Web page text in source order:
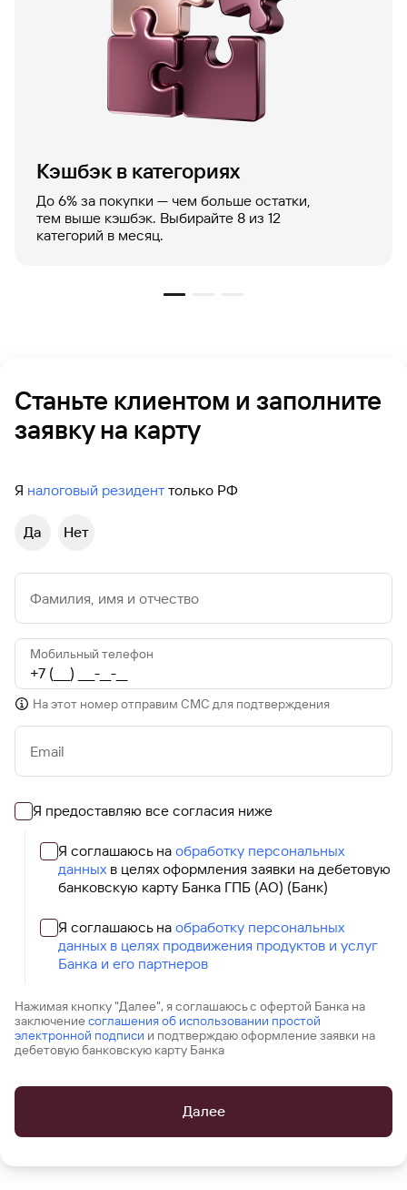
Кэшбэк в категориях
До 6% за покупки — чем больше остатки,
тем выше кэшбэк. Выбирайте 8 из 12
категорий в месяц.
Станьте клиентом и заполните
заявку на карту
Я налоговый резиденттолько РФ
Да Нет
Фамилия, имя и отчество
Мобильный телефон
На этот номер отправим СМС для подтверждения
Email
Я предоставляю все согласия ниже
Я соглашаюсь на обработку персональных
данных в целях оформления заявки на дебетовую
банковскую карту Банка ГПБ (АО) (Банк)
Я соглашаюсь на обработку персональных
данных в целях продвижения продуктов и услуг
Банка и его партнеров
Нажимая кнопку "Далее", я соглашаюсь с офертой Банка на
заключениесоглашения об использовании простой
электронной подписи и подтверждаю оформление заявки на
дебетовую банковскую карту Банка
Далее